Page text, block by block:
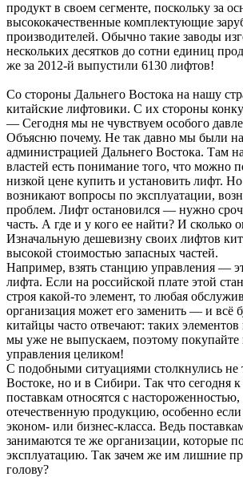
продукт в своем сегменте, поскольку за
высококачественные комплектующие
производителей. Обычно такие заводы
нескольких десятков до сотни единиц
же за 2012-й выпустили 6130 лифтов!
Со стороны Дальнего Востока на нашу
китайские лифтовики. С их стороны
— Сегодня мы не чувствуем особого
Объясню почему. Не так давно мы были на
администрацией Дальнего Востока. Там
властей есть понимание того, что можно
низкой цене купить и установить лифт.
возникают вопросы по эксплуатации,
проблем. Лифт остановился — нужно
часть. А где и у кого ее найти? И сколько
Изначальную дешевизну своих лифтов
высокой стоимостью запасных частей.
Например, взять станцию управления —
лифта. Если на российской плате этой
строя какой-то элемент, то любая
организация может его заменить — и всё
китайцы часто отвечают: таких элементов
мы уже не выпускаем, поэтому
управления целиком!
С подобными ситуациями столкнулись не
Востоке, но и в Сибири. Так что сегодня
поставкам относятся с
отечественную продукцию, особенно
эконом- или бизнес-класса. Ведь
занимаются те же организации, которые
эксплуатацию. Так зачем же им лишние
голову?